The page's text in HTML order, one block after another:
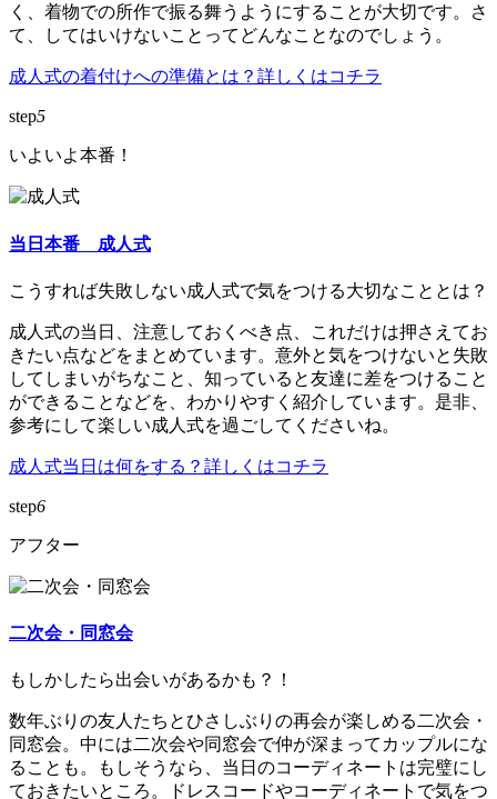
く、着物での所作で振る舞うようにすることが大切です。さ
て、してはいけないことってどんなことなのでしょう。
成人式の着付けへの準備とは？詳しくはコチラ
step5
いよいよ本番！
当日本番 成人式
こうすれば失敗しない成人式で気をつける大切なこととは？
成人式の当日、注意しておくべき点、これだけは押さえてお
きたい点などをまとめています。意外と気をつけないと失敗
してしまいがちなこと、知っていると友達に差をつけること
ができることなどを、わかりやすく紹介しています。是非、
参考にして楽しい成人式を過ごしてくださいね。
成人式当日は何をする？詳しくはコチラ
step6
アフター
二次会・同窓会
もしかしたら出会いがあるかも？！
数年ぶりの友人たちとひさしぶりの再会が楽しめる二次会・
同窓会。中には二次会や同窓会で仲が深まってカップルにな
ることも。もしそうなら、当日のコーディネートは完璧にし
ておきたいところ。ドレスコードやコーディネートで気をつ